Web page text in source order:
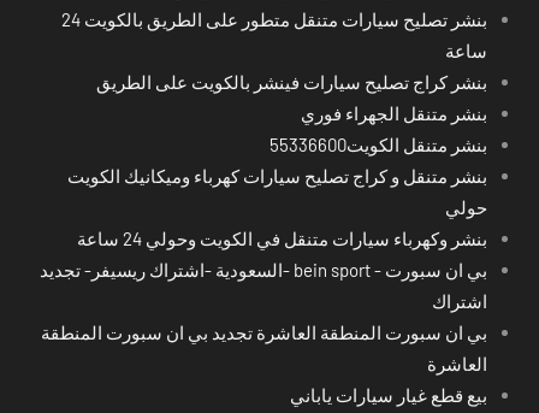
بنشر تصليح سيارات متنقل متطور على الطريق بالكويت 24
ساعة
بنشر كراج تصليح سيارات فينشر بالكويت على الطريق
بنشر متنقل الجهراء فوري
بنشر متنقل الكويت55336600
بنشر متنقل و كراج تصليح سيارات كهرباء وميكانيك الكويت
حولي
بنشر وكهرباء سيارات متنقل في الكويت وحولي 24 ساعة
بي ان سبورت - bein sport -السعودية -اشتراك ريسيفر- تجديد
اشتراك
بي ان سبورت المنطقة العاشرة تجديد بي ان سبورت المنطقة
العاشرة
بيع قطع غيار سيارات ياباني